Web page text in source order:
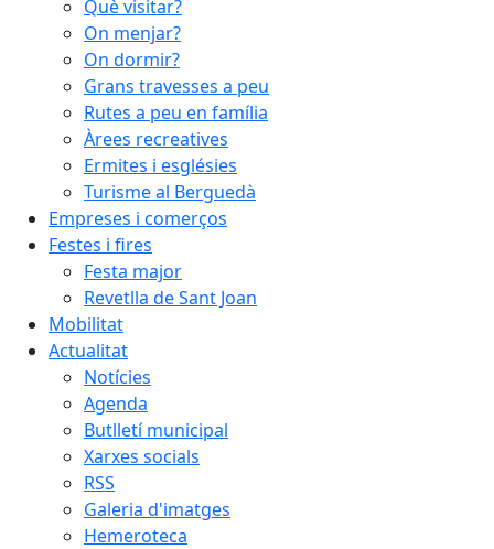
Què visitar?
On menjar?
On dormir?
Grans travesses a peu
Rutes a peu en família
Àrees recreatives
Ermites i esglésies
Turisme al Berguedà
Empreses i comerços
Festes i fires
Festa major
Revetlla de Sant Joan
Mobilitat
Actualitat
Notícies
Agenda
Butlletí municipal
Xarxes socials
RSS
Galeria d'imatges
Hemeroteca